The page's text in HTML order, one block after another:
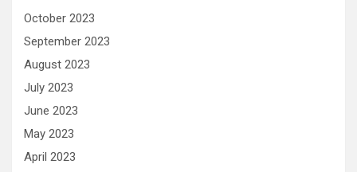
October 2023
September 2023
August 2023
July 2023
June 2023
May 2023
April 2023